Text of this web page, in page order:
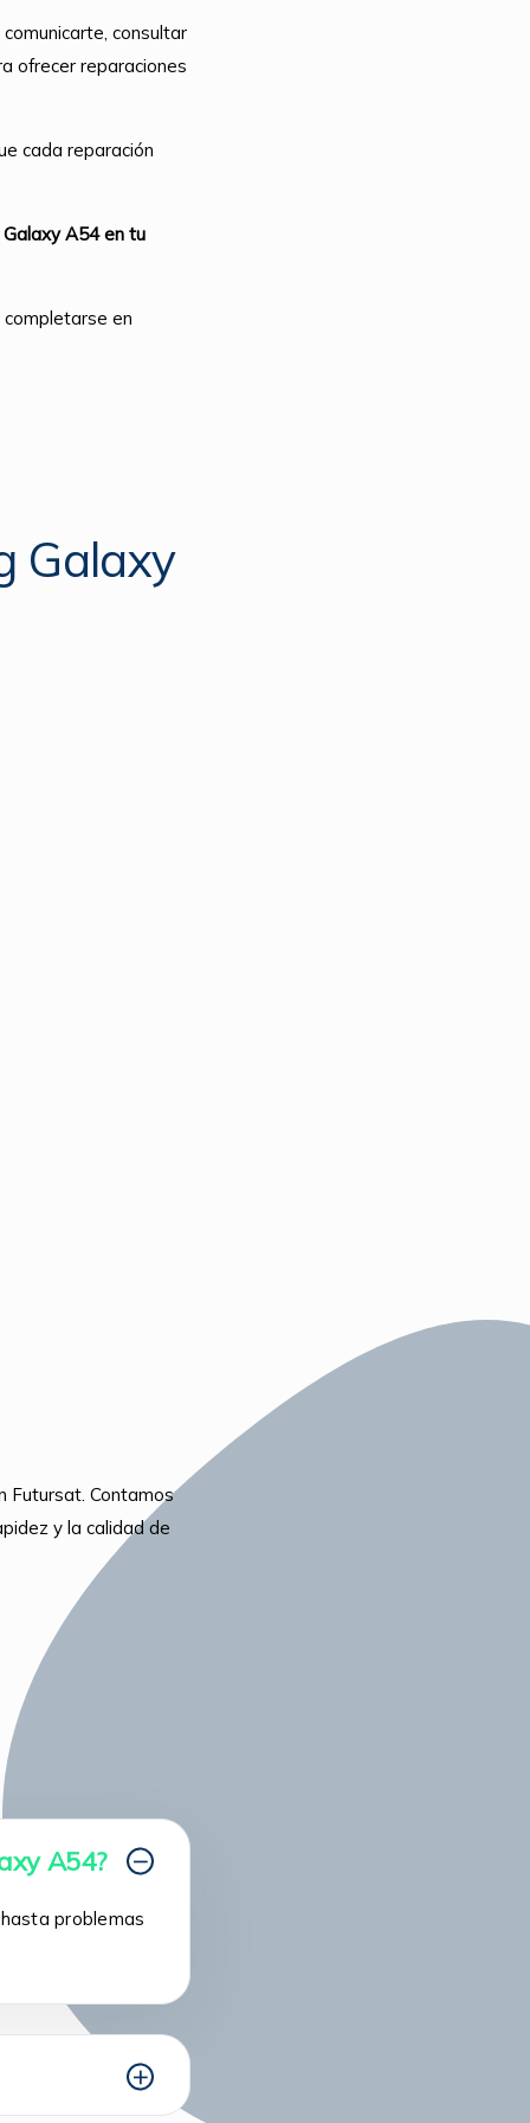
consultar
ofrecer reparaciones
cada reparación
A54 en tu
en
Galaxy
Futursat. Contamos
y la calidad de
A54?
problemas